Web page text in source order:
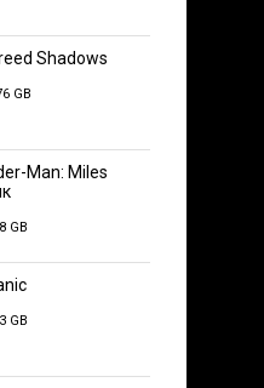
Shadows
GB
Man: Miles
GB
GB